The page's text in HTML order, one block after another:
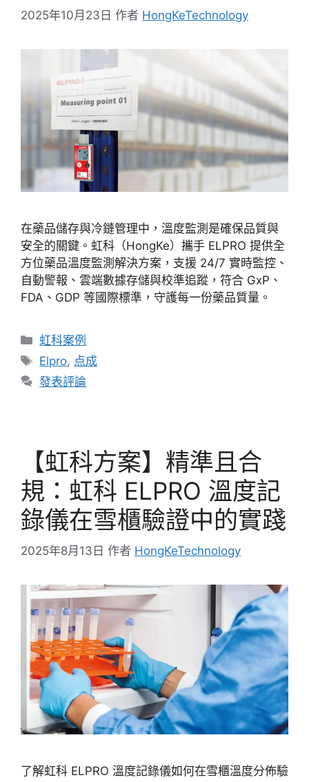
2025年10月23日 作者 HongKeTechnology
在藥品儲存與冷鏈管理中，溫度監測是確保品質與
安全的關鍵。虹科（HongKe）攜手 ELPRO 提供全
方位藥品溫度監測解決方案，支援 24/7 實時監控、
自動警報、雲端數據存儲與校準追蹤，符合 GxP、
FDA、GDP 等國際標準，守護每一份藥品質量。
虹科案例
Elpro, 点成
發表評論
【虹科方案】精準且合
規：虹科 ELPRO 溫度記
錄儀在雪櫃驗證中的實踐
2025年8月13日 作者 HongKeTechnology
了解虹科 ELPRO 溫度記錄儀如何在雪櫃溫度分佈驗